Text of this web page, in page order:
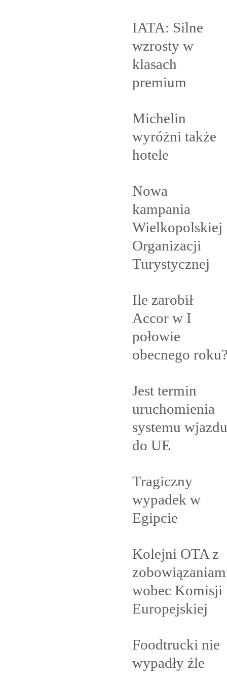
IATA: Silne
wzrosty w
klasach
premium
Michelin
wyróżni także
hotele
Nowa
kampania
Wielkopolskiej
Organizacji
Turystycznej
Ile zarobił
Accor w I
połowie
obecnego
Jest termin
uruchomienia
systemu wjazdu
do UE
Tragiczny
wypadek w
Egipcie
Kolejni OTA z
wobec Komisji
Europejskiej
Foodtrucki nie
wypadły źle